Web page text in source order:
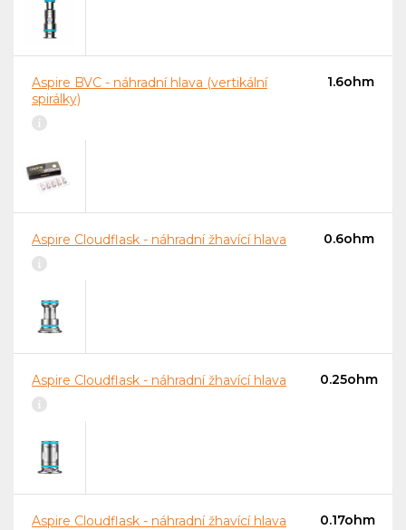
Aspire BVC - náhradní hlava (vertikální
spirálky)
1.6ohm
Aspire Cloudflask - náhradní žhavící hlava 0.6ohm
Aspire Cloudflask - náhradní žhavící hlava 0.25ohm
Aspire Cloudflask - náhradní žhavící hlava 0.17ohm